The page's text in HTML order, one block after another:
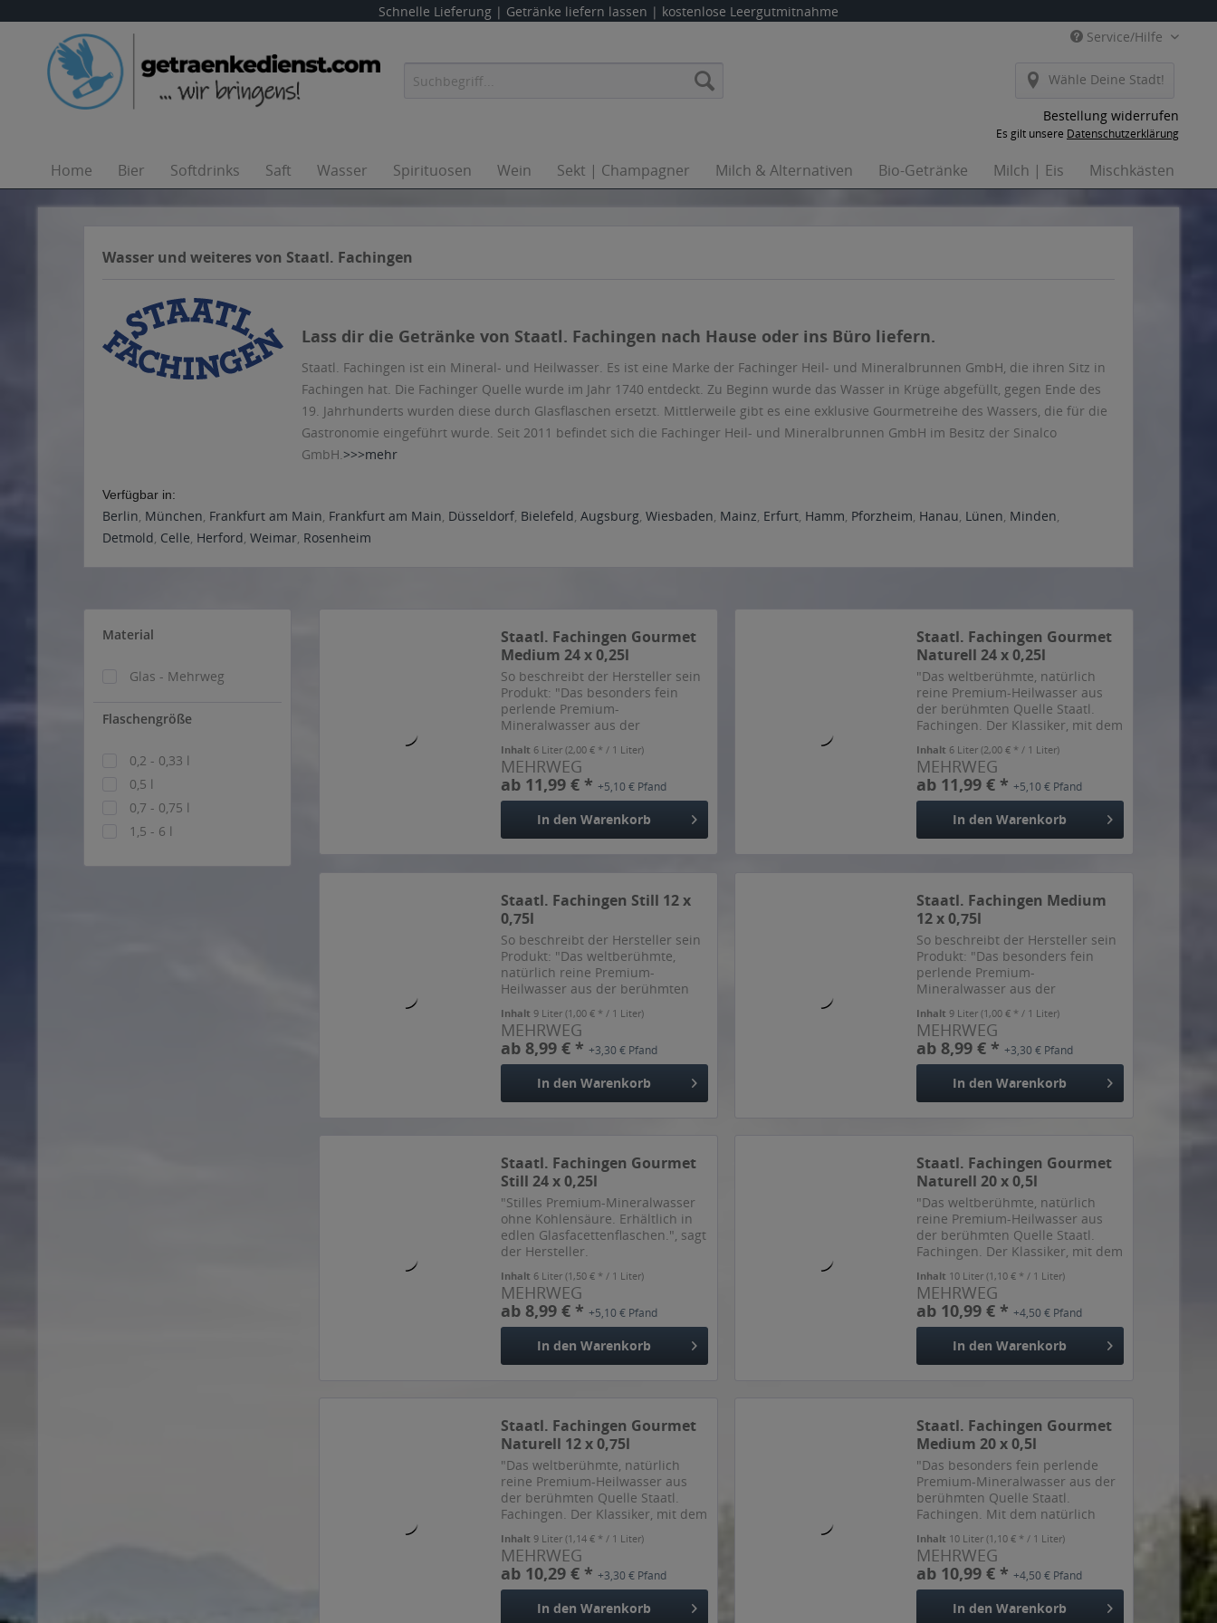
Schnelle Lieferung | Getränke liefern lassen | kostenlose Leergutmitnahme
Service/Hilfe
Wähle Deine Stadt!
Bestellung widerrufen
Es gilt unsere Datenschutzerklärung
Home Bier Softdrinks Saft Wasser Spirituosen Wein Sekt | Champagner Milch & Alternativen Bio-Getränke Milch | Eis Mischkästen
Wasser und weiteres von Staatl. Fachingen
Lass dir die Getränke von Staatl. Fachingen nach Hause oder ins Büro liefern.
Staatl. Fachingen ist ein Mineral- und Heilwasser. Es ist eine Marke der Fachinger Heil- und Mineralbrunnen GmbH, die ihren Sitz in
Fachingen hat. Die Fachinger Quelle wurde im Jahr 1740 entdeckt. Zu Beginn wurde das Wasser in Krüge abgefüllt, gegen Ende des
19. Jahrhunderts wurden diese durch Glasflaschen ersetzt. Mittlerweile gibt es eine exklusive Gourmetreihe des Wassers, die für die
Gastronomie eingeführt wurde. Seit 2011 befindet sich die Fachinger Heil- und Mineralbrunnen GmbH im Besitz der Sinalco
GmbH.>>>mehr
Verfügbar in:
Berlin, München, Frankfurt am Main, Frankfurt am Main, Düsseldorf, Bielefeld, Augsburg, Wiesbaden, Mainz, Erfurt, Hamm, Pforzheim, Hanau, Lünen, Minden,
Detmold, Celle, Herford, Weimar, Rosenheim
Material
Glas - Mehrweg
Flaschengröße
0,2 - 0,33 l
0,5 l
0,7 - 0,75 l
1,5 - 6 l
Staatl. Fachingen Gourmet
Medium 24 x 0,25l
So beschreibt der Hersteller sein
Produkt: "Das besonders fein
perlende Premium-
Mineralwasser aus der
Fachingen. Mit dem natürlich
hohen Hydrogencarbonat-Gehalt
von 1.846 mg/l und einer
einzigartigen...
Inhalt 6 Liter(2,00 € * / 1 Liter)
MEHRWEG
ab 11,99 € *+5,10 € Pfand
In den Warenkorb
Staatl. Fachingen Gourmet
Naturell 24 x 0,25l
"Das weltberühmte, natürlich
reine Premium-Heilwasser aus
der berühmten Quelle Staatl.
Fachingen. Der Klassiker, mit dem
und anerkannt dank seiner
einzigartigen Mineralstoff-
Kombination. Mit dem
besonders...
Inhalt 6 Liter(2,00 € * / 1 Liter)
MEHRWEG
ab 11,99 € *+5,10 € Pfand
In den Warenkorb
Staatl. Fachingen Still 12 x
0,75l
So beschreibt der Hersteller sein
Produkt: "Das weltberühmte,
natürlich reine Premium-
Heilwasser aus der berühmten
Klassiker, mit dem alles
angefangen hat. Geschätzt und
anerkannt dank seiner
einzigartigen...
Inhalt 9 Liter(1,00 € * / 1 Liter)
MEHRWEG
ab 8,99 € *+3,30 € Pfand
In den Warenkorb
Staatl. Fachingen Medium
12 x 0,75l
So beschreibt der Hersteller sein
Produkt: "Das besonders fein
perlende Premium-
Mineralwasser aus der
Fachingen. Mit dem natürlich
hohen Hydrogencarbonat-Gehalt
von 1.846 mg/l und einer
einzigartigen...
Inhalt 9 Liter(1,00 € * / 1 Liter)
MEHRWEG
ab 8,99 € *+3,30 € Pfand
In den Warenkorb
Staatl. Fachingen Gourmet
Still 24 x 0,25l
"Stilles Premium-Mineralwasser
ohne Kohlensäure. Erhältlich in
edlen Glasfacettenflaschen.", sagt
der Hersteller.
Inhalt 6 Liter(1,50 € * / 1 Liter)
MEHRWEG
ab 8,99 € *+5,10 € Pfand
In den Warenkorb
Staatl. Fachingen Gourmet
Naturell 20 x 0,5l
"Das weltberühmte, natürlich
reine Premium-Heilwasser aus
der berühmten Quelle Staatl.
Fachingen. Der Klassiker, mit dem
und anerkannt dank seiner
einzigartigen Mineralstoff-
Kombination. Mit dem
besonders...
Inhalt 10 Liter(1,10 € * / 1 Liter)
MEHRWEG
ab 10,99 € *+4,50 € Pfand
In den Warenkorb
Staatl. Fachingen Gourmet
Naturell 12 x 0,75l
"Das weltberühmte, natürlich
reine Premium-Heilwasser aus
der berühmten Quelle Staatl.
Fachingen. Der Klassiker, mit dem
und anerkannt dank seiner
einzigartigen Mineralstoff-
Kombination. Mit dem
besonders...
Inhalt 9 Liter(1,14 € * / 1 Liter)
MEHRWEG
ab 10,29 € *+3,30 € Pfand
In den Warenkorb
Staatl. Fachingen Gourmet
Medium 20 x 0,5l
"Das besonders fein perlende
Premium-Mineralwasser aus der
berühmten Quelle Staatl.
Fachingen. Mit dem natürlich
von 1.846 mg und einer
einzigartigen Mineralisation. Fein
perlend und angenehm im
Geschmack...
Inhalt 10 Liter(1,10 € * / 1 Liter)
MEHRWEG
ab 10,99 € *+4,50 € Pfand
In den Warenkorb